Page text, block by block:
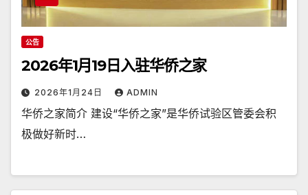
公告
2026年1月19日入驻华侨之家
2026年1月24日 ADMIN
华侨之家简介 建设“华侨之家”是华侨试验区管委会积
极做好新时…